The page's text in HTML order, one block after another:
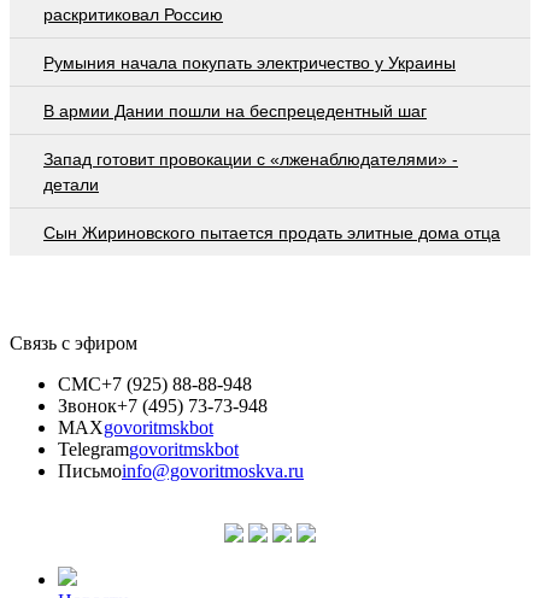
раскритиковал Россию
Румыния начала покупать электричество у Украины
В армии Дании пошли на беспрецедентный шаг
Запад готовит провокации с «лженаблюдателями» -
детали
Сын Жириновского пытается продать элитные дома отца
Связь с эфиром
СМС+7 (925) 88-88-948
Звонок+7 (495) 73-73-948
MAXgovoritmskbot
Telegramgovoritmskbot
Письмоinfo@govoritmoskva.ru